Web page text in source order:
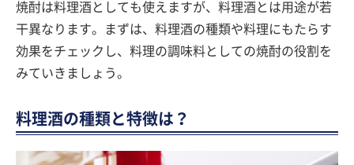
焼酎は料理酒としても使えますが、料理酒とは用途が若
干異なります。まずは、料理酒の種類や料理にもたらす
効果をチェックし、料理の調味料としての焼酎の役割を
みていきましょう。
料理酒の種類と特徴は？